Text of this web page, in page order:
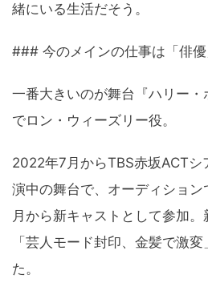
緒にいる生活だそう。
### 今のメインの仕事は「俳優
一番大きいのが舞台『ハリー・
でロン・ウィーズリー役。
2022年7月からTBS赤坂ACTシ
演中の舞台で、オーディショ
月から新キャストとして参加
「芸人モード封印、金髪で激
た。